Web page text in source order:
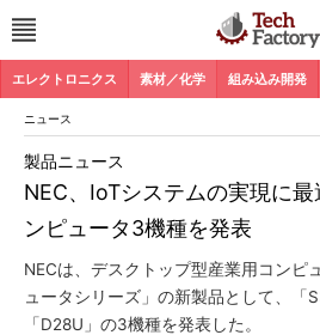
エレクトロニクス 素材／化学 組み込み開発
ニュース
NEC、IoTシステムの実現に
ンピュータ3機種を発表
製品ニュース
NECは、デスクトップ型産業用コンピ
ュータシリーズ」の新製品として、「
「D28U」の3機種を発表した。